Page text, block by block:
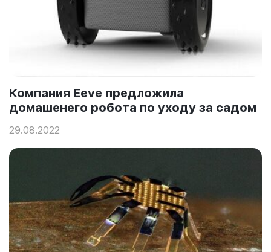
Компания Eeve предложила
домашенего робота по уходу за садом
29.08.2022